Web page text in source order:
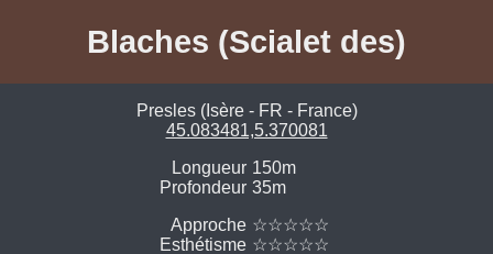
Blaches (Scialet des)
Presles (Isère - FR - France)
45.083481,5.370081
Longueur 150m
Profondeur 35m
Approche ☆☆☆☆☆
Esthétisme ☆☆☆☆☆